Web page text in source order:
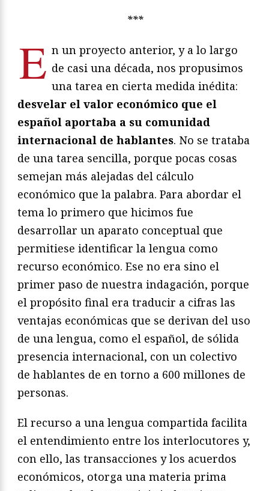
***
E n un proyecto anterior, y a lo largo
de casi una década, nos propusimos
una tarea en cierta medida inédita:
desvelar el valor económico que el
español aportaba a su comunidad
internacional de hablantes. No se trataba
de una tarea sencilla, porque pocas cosas
semejan más alejadas del cálculo
económico que la palabra. Para abordar el
tema lo primero que hicimos fue
desarrollar un aparato conceptual que
permitiese identificar la lengua como
recurso económico. Ese no era sino el
primer paso de nuestra indagación, porque
el propósito final era traducir a cifras las
ventajas económicas que se derivan del uso
de una lengua, como el español, de sólida
presencia internacional, con un colectivo
de hablantes de en torno a 600 millones de
personas.
El recurso a una lengua compartida facilita
el entendimiento entre los interlocutores y,
con ello, las transacciones y los acuerdos
económicos, otorga una materia prima